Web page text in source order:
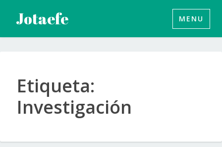
contenido
Jotaefe MENU
Etiqueta:
Investigación